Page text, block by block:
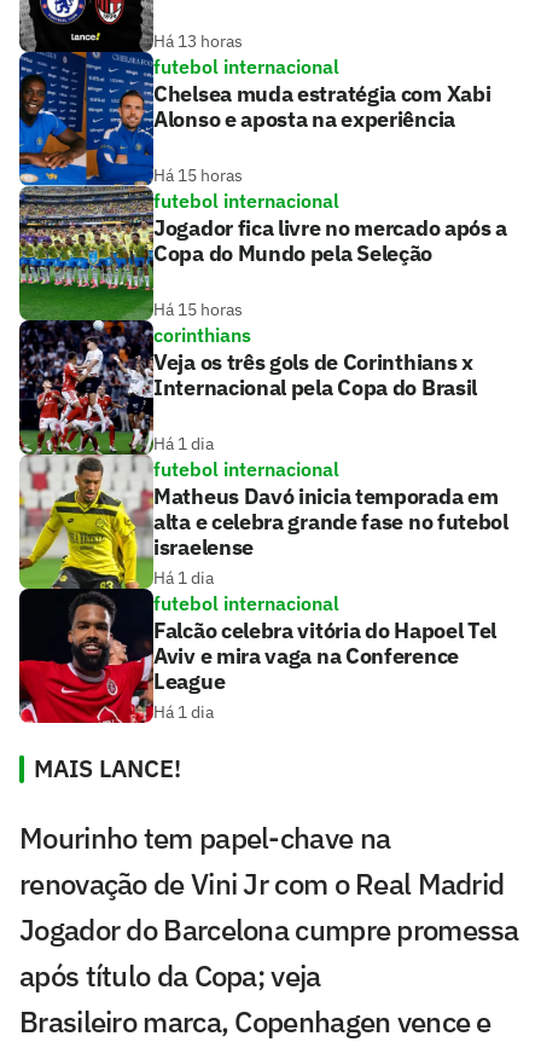
Há 13 horas
futebol internacional
Chelsea muda estratégia com Xabi
Alonso e aposta na experiência
Há 15 horas
futebol internacional
Jogador fica livre no mercado após a
Copa do Mundo pela Seleção
Há 15 horas
corinthians
Veja os três gols de Corinthians x
Internacional pela Copa do Brasil
Há 1 dia
futebol internacional
Matheus Davó inicia temporada em
alta e celebra grande fase no futebol
israelense
Há 1 dia
futebol internacional
Falcão celebra vitória do Hapoel Tel
Aviv e mira vaga na Conference
League
Há 1 dia
MAIS LANCE!
Mourinho tem papel-chave na
renovação de Vini Jr com o Real Madrid
Jogador do Barcelona cumpre promessa
após título da Copa; veja
Brasileiro marca, Copenhagen vence e